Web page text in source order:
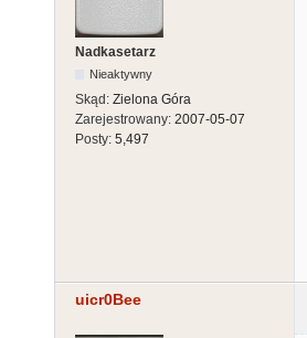
Nadkasetarz
Nieaktywny
Skąd: Zielona Góra
Zarejestrowany: 2007-05-07
Posty: 5,497
uicr0Bee